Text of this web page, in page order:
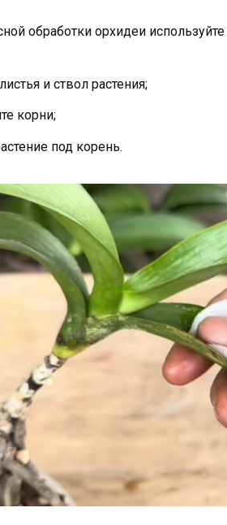
обработки орхидеи
и ствол растения;
корни;
под корень.